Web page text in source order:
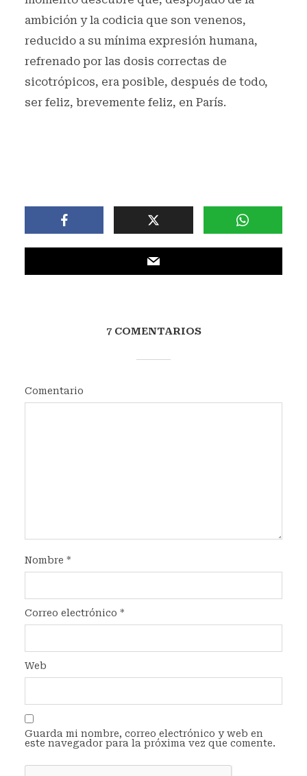
ambición y la codicia que son venenos,
reducido a su mínima expresión humana,
refrenado por las dosis correctas de
sicotrópicos, era posible, después de todo,
ser feliz, brevemente feliz, en París.
7 COMENTARIOS
Comentario
Nombre *
Correo electrónico *
Web
Guarda mi nombre, correo electrónico y web en
este navegador para la próxima vez que comente.